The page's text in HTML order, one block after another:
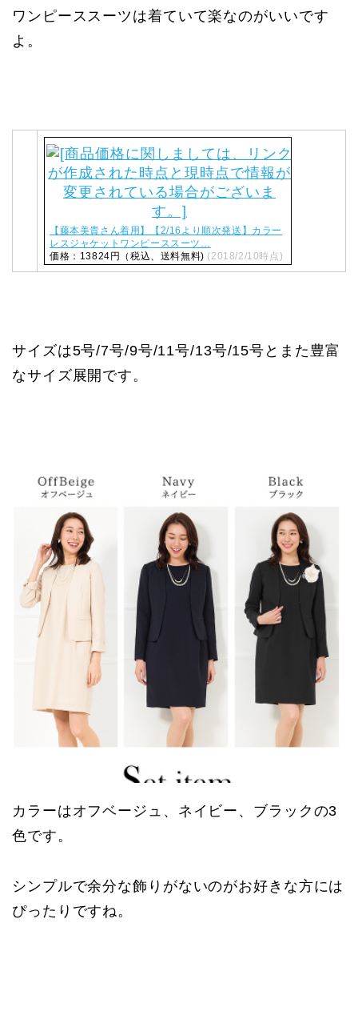
ワンピーススーツは着ていて楽なのがいいです
よ。
【藤本美貴さん着用】【2/16より順次発送】カラー
レスジャケットワンピーススーツ…
価格：13824円（税込、送料無料) (2018/2/10時点)
サイズは5号/7号/9号/11号/13号/15号とまた豊富
なサイズ展開です。
カラーはオフベージュ、ネイビー、ブラックの3
色です。
シンプルで余分な飾りがないのがお好きな方には
ぴったりですね。